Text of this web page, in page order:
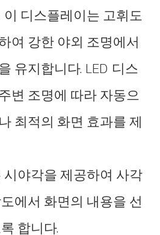
이 디스플레이는 고휘도
여 강한 야외 조명에서
유지합니다. LED 디스
변 조명에 따라 자동으
최적의 화면 효과를 제
시야각을 제공하여 사각
에서 화면의 내용을 선
합니다.